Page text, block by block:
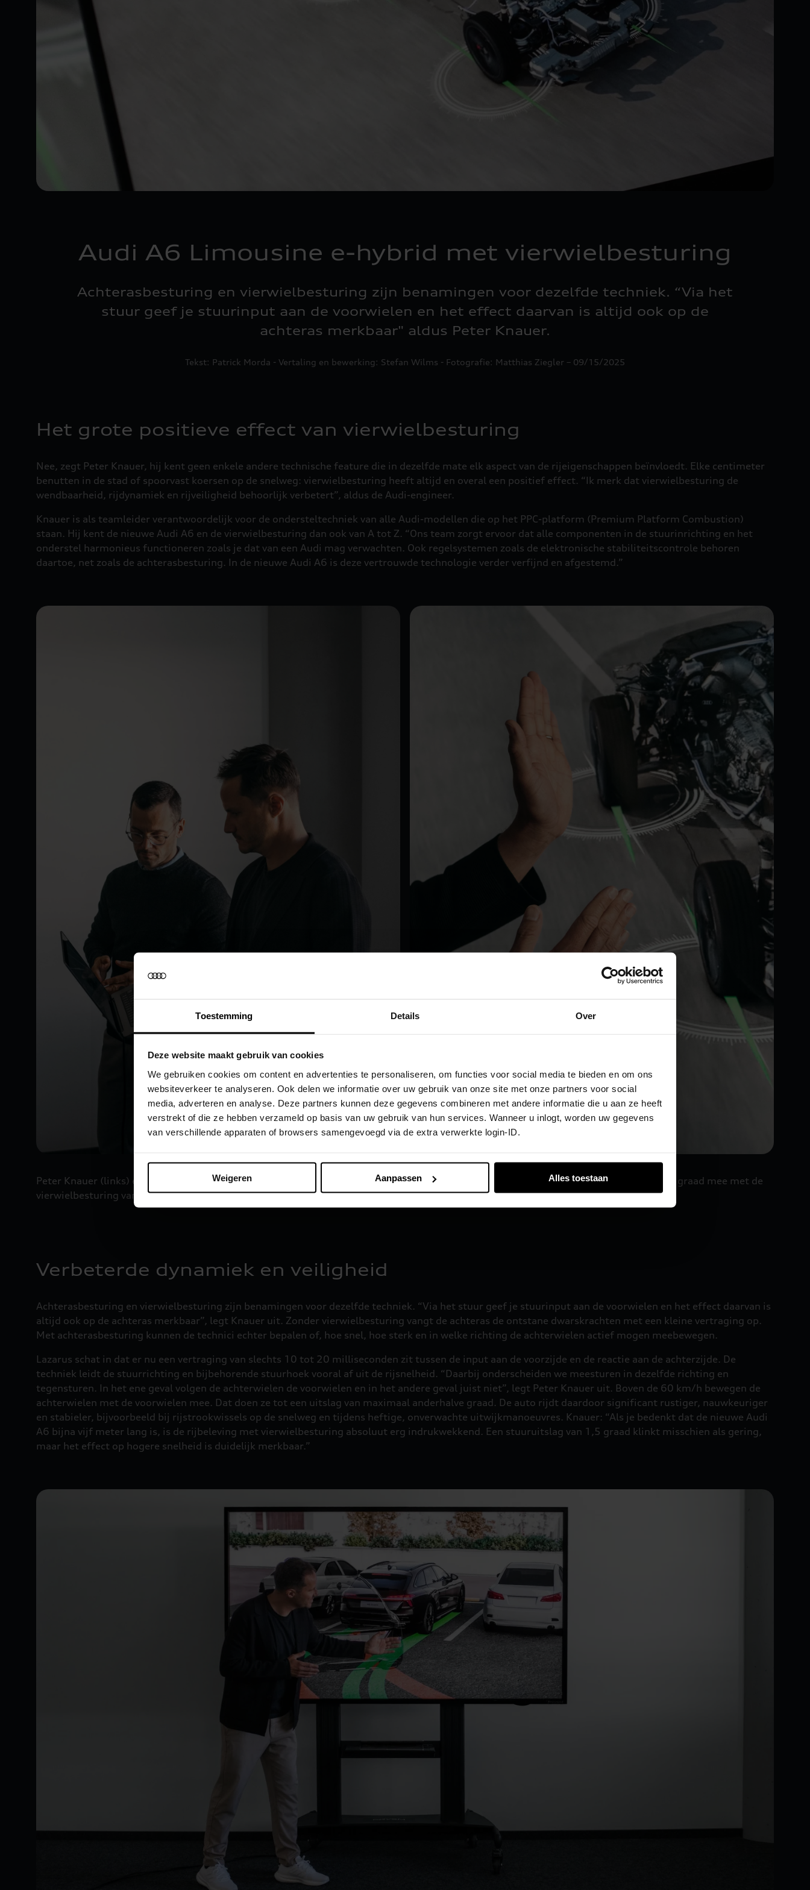
Toestemming Details Over
Deze website maakt gebruik van cookies
We gebruiken cookies om content en advertenties te personaliseren, om functies voor social media te bieden en om ons
websiteverkeer te analyseren. Ook delen we informatie over uw gebruik van onze site met onze partners voor social
media, adverteren en analyse. Deze partners kunnen deze gegevens combineren met andere informatie die u aan ze heeft
verstrekt of die ze hebben verzameld op basis van uw gebruik van hun services. Wanneer u inlogt, worden uw gegevens
van verschillende apparaten of browsers samengevoegd via de extra verwerkte login-ID.
Weigeren Aanpassen Alles toestaan
Audi A6 Limousine e-hybrid met vierwielbesturing
Achterasbesturing en vierwielbesturing zijn benamingen voor dezelfde techniek. “Via het
stuur geef je stuurinput aan de voorwielen en het effect daarvan is altijd ook op de
achteras merkbaar" aldus Peter Knauer.
Tekst: Patrick Morda - Vertaling en bewerking: Stefan Wilms - Fotografie: Matthias Ziegler – 09/15/2025
Het grote positieve effect van vierwielbesturing
Nee, zegt Peter Knauer, hij kent geen enkele andere technische feature die in dezelfde mate elk aspect van de rijeigenschappen beïnvloedt. Elke centimeter
benutten in de stad of spoorvast koersen op de snelweg: vierwielbesturing heeft altijd en overal een positief effect. “Ik merk dat vierwielbesturing de
wendbaarheid, rijdynamiek en rijveiligheid behoorlijk verbetert”, aldus de Audi-engineer.
Knauer is als teamleider verantwoordelijk voor de ondersteltechniek van alle Audi-modellen die op het PPC-platform (Premium Platform Combustion)
staan. Hij kent de nieuwe Audi A6 en de vierwielbesturing dan ook van A tot Z. “Ons team zorgt ervoor dat alle componenten in de stuurinrichting en het
onderstel harmonieus functioneren zoals je dat van een Audi mag verwachten. Ook regelsystemen zoals de elektronische stabiliteitscontrole behoren
daartoe, net zoals de achterasbesturing. In de nieuwe Audi A6 is deze vertrouwde technologie verder verfijnd en afgestemd.”
Peter Knauer (links) en Tobias Lazarus werken nauw samen. Ook voor de
vierwielbesturing van de nieuwe Audi A6 deden ze dat.
Boven de 60 km/h sturen de achterwielen maximaal 1,5 graad mee met de
voorwielen.
Verbeterde dynamiek en veiligheid
Achterasbesturing en vierwielbesturing zijn benamingen voor dezelfde techniek. “Via het stuur geef je stuurinput aan de voorwielen en het effect daarvan is
altijd ook op de achteras merkbaar”, legt Knauer uit. Zonder vierwielbesturing vangt de achteras de ontstane dwarskrachten met een kleine vertraging op.
Met achterasbesturing kunnen de technici echter bepalen of, hoe snel, hoe sterk en in welke richting de achterwielen actief mogen meebewegen.
Lazarus schat in dat er nu een vertraging van slechts 10 tot 20 milliseconden zit tussen de input aan de voorzijde en de reactie aan de achterzijde. De
techniek leidt de stuurrichting en bijbehorende stuurhoek vooral af uit de rijsnelheid. “Daarbij onderscheiden we meesturen in dezelfde richting en
tegensturen. In het ene geval volgen de achterwielen de voorwielen en in het andere geval juist niet”, legt Peter Knauer uit. Boven de 60 km/h bewegen de
achterwielen met de voorwielen mee. Dat doen ze tot een uitslag van maximaal anderhalve graad. De auto rijdt daardoor significant rustiger, nauwkeuriger
en stabieler, bijvoorbeeld bij rijstrookwissels op de snelweg en tijdens heftige, onverwachte uitwijkmanoeuvres. Knauer: “Als je bedenkt dat de nieuwe Audi
A6 bijna vijf meter lang is, is de rijbeleving met vierwielbesturing absoluut erg indrukwekkend. Een stuuruitslag van 1,5 graad klinkt misschien als gering,
maar het effect op hogere snelheid is duidelijk merkbaar.”